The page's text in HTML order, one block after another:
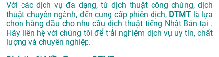
Với các dịch vụ đa dạng, từ dịch thuật công chứng, dịch
thuật chuyên ngành, đến cung cấp phiên dịch, DTMT là lựa
chọn hàng đầu cho nhu cầu dịch thuật tiếng Nhật Bản tại .
Hãy liên hệ với chúng tôi để trải nghiệm dịch vụ uy tín, chất
lượng và chuyên nghiệp.